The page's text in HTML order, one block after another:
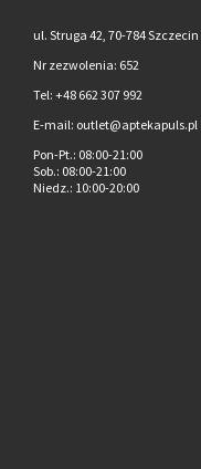
ul. Struga 42, 70-784 Szczecin
Nr zezwolenia: 652
Tel: +48 662 307 992
E-mail: outlet@aptekapuls.pl
Pon-Pt.: 08:00-21:00
Sob.: 08:00-21:00
Niedz.: 10:00-20:00